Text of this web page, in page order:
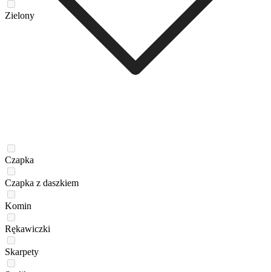
Zielony
Czapka
Czapka z daszkiem
Komin
Rękawiczki
Skarpety